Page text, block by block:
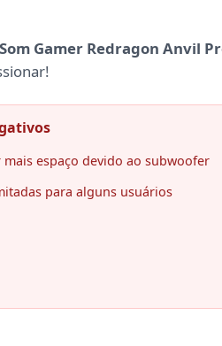
Gamer Redragon Anvil
mais espaço devido ao subwoofer
para alguns usuários